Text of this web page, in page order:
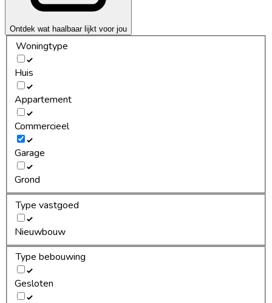
Ontdek wat haalbaar lijkt voor jou
Woningtype
Huis
Appartement
Commercieel
Garage
Grond
Type vastgoed
Nieuwbouw
Type bebouwing
Gesloten